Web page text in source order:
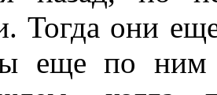
Тогда они
еще по ним